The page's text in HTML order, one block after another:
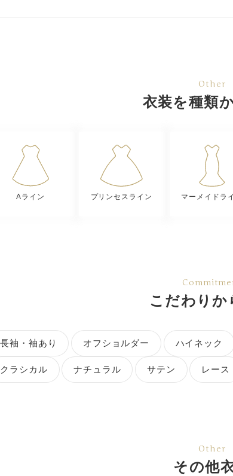
Other
衣装を種類
Aライン プリンセスライン マーメイドラ
こだわりか
長袖・袖あり オフショルダー ハイネック
クラシカル ナチュラル サテン レース
Other
その他